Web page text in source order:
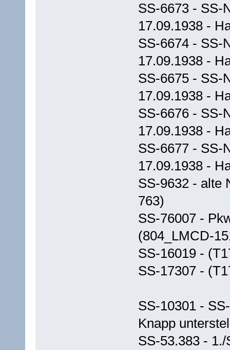
SS-6673 - SS-
17.09.1938 -
SS-6674 - SS-
17.09.1938 -
SS-6675 - SS-
17.09.1938 -
SS-6676 - SS-
17.09.1938 -
SS-6677 - SS-
17.09.1938 -
SS-9632 - alte
763)
SS-76007 -
(804_LMCD-
SS-16019 -
SS-17307 -
SS-10301 -
Knapp
SS-53.383 -